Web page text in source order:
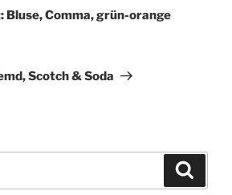
Bluse, Comma, grün-orange
Scotch & Soda